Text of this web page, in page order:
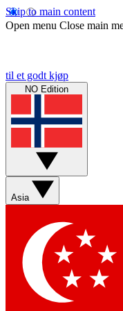
Skip to main content
Open menu Close main
til et godt kjøp
NO Edition
Asia